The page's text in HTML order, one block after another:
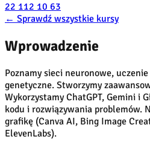
22 112 10 63
← Sprawdź wszystkie kursy
Wprowadzenie
Poznamy sieci neuronowe,
genetyczne. Stworzymy
Wykorzystamy ChatGPT, Gemini i
kodu i rozwiązywania problemów.
grafikę (Canva AI, Bing Image
ElevenLabs).